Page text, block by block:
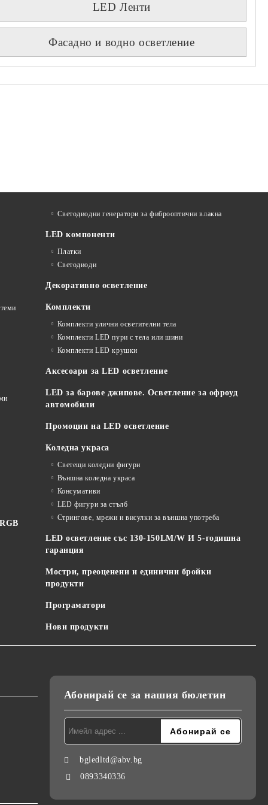
LED Ленти
Фасадно и водно осветление
Светодиодни генератори за фиброоптични влакна
LED компоненти
Платки
Светодиоди
Декоративно осветление
Комплекти
Комплекти улични осветителни тела
Комплекти LED пури с тела или шини
Комплекти LED крушки
Аксесоари за LED осветление
LED за барове джипове. Осветление за офроуд
автомобили
Промоции на LED осветление
Коледна украса
Светещи коледни фигури
Външна коледна украса
Консумативи
LED фигури за стълб
Стрингове, мрежи и висулки за външна употреба
LED осветление със 130-150LM/W И 5-годишна
гаранция
Мостри, преоценени и единични бройки
продукти
Програматори
Нови продукти
Абонирай се за нашия бюлетин
bgledltd@abv.bg
0893340336